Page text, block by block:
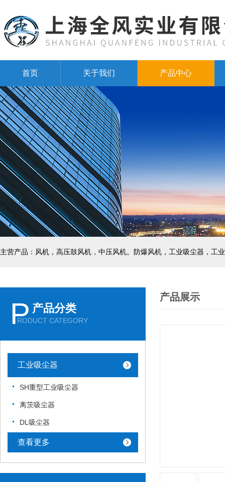
首页 关于我们 产品中心
主营产品：风机，高压鼓风机，中压风机。防爆风机，工业吸尘器，工
P 产品分类
RODUCT CATEGORY
工业吸尘器
SH重型工业吸尘器
离茨吸尘器
DL吸尘器
查看更多
产品展示